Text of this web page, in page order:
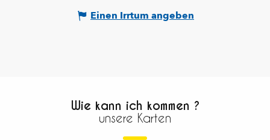
Einen Irrtum angeben
Wie kann ich kommen ?
unsere Karten